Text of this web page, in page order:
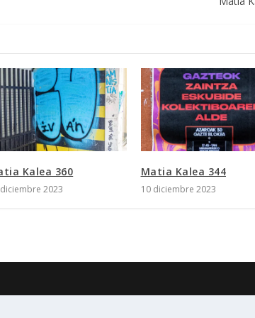
Kalea 360
2023
Matia Kalea 344
10 diciembre 2023